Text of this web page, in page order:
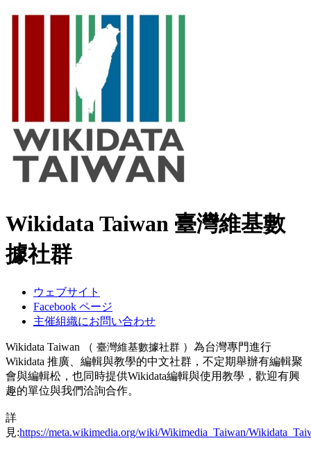
Wikidata Taiwan 臺灣維基數
據社群
ウェブサイト
Facebook ページ
主催組織にお問い合わせ
Wikidata Taiwan （ 臺灣維基數據社群 ）為台灣專門進行
Wikidata 推廣、編輯與教學的中文社群，不定期舉辦有編輯聚
會與編輯松，也同時提供Wikidata編輯與使用教學，歡迎有興
趣的單位與我們洽詢合作。
詳
見:https://meta.wikimedia.org/wiki/Wikimedia_Taiwan/Wikidata_